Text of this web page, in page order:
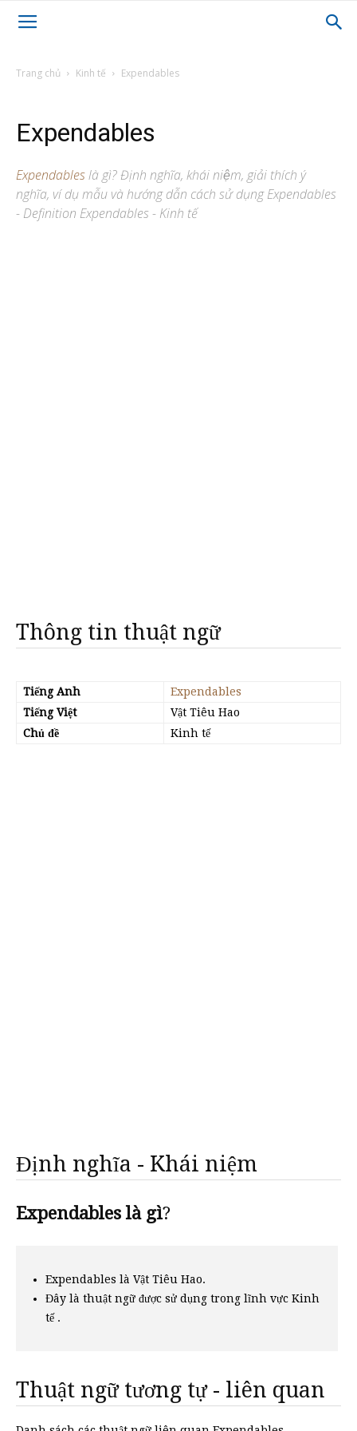
Trang chủ Kinh tế Expendables
Expendables
Expendableslà gì? Định nghĩa, khái niệm, giải thích ý
nghĩa, ví dụ mẫu và hướng dẫn cách sử dụng Expendables
- Definition Expendables - Kinh tế
Thông tin thuật ngữ
Tiếng Anh
Expendables
Tiếng Việt
Vật Tiêu Hao
Chủ đề
Kinh tế
Định nghĩa - Khái niệm
Expendables là gì?
Expendables là Vật Tiêu Hao.
Đây là thuật ngữ được sử dụng trong lĩnh vực Kinh
tế .
Thuật ngữ tương tự - liên quan